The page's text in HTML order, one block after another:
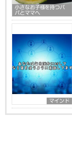
小さなお子様を持つパ
パとママへ
マインド